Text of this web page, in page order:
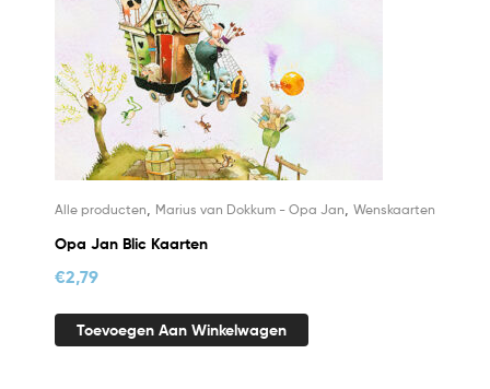
Alle producten Marius van Dokkum - Opa Jan Wenskaarten
Opa Jan Blic Kaarten
€2,79
Toevoegen Aan Winkelwagen